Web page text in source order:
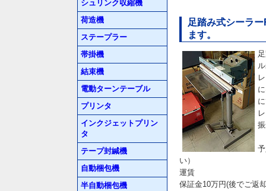
シュリンク収縮機
荷造機
ステープラー
帯掛機
結束機
電動ターンテーブル
プリンタ
インクジェットプリン
タ
テープ封緘機
自動梱包機
半自動梱包機
足踏み式シーラ
ます。
い）
運賃
保証金10万円(後でご返